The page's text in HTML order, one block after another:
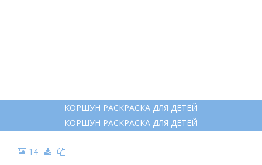
КОРШУН РАСКРАСКА ДЛЯ ДЕТЕЙ
КОРШУН РАСКРАСКА ДЛЯ ДЕТЕЙ
14